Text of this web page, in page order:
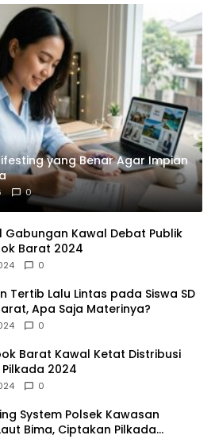
yang Benar Agar Impian
0
Gabungan Kawal Debat Publik
Barat 2024
0
Tertib Lalu Lintas pada Siswa SD
Apa Saja Materinya?
0
Barat Kawal Ketat Distribusi
2024
0
System Polsek Kawasan
Bima, Ciptakan Pilkada